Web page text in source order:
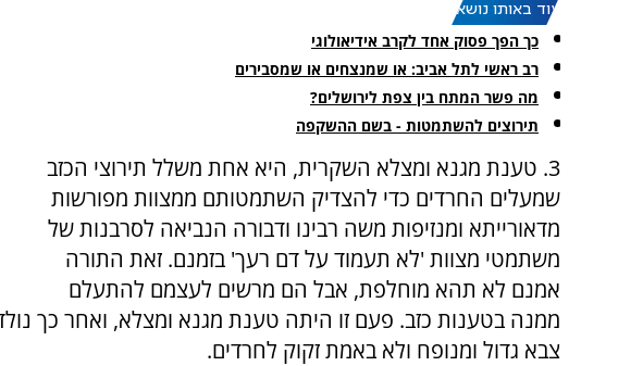
עוד באותו נושא:
כך הפך פסוק אחד לקרב אידיאולוגי
רב ראשי לתל אביב: או שמנצחים או שמסבירים
מה פשר המתח בין צפת לירושלים?
תירוצים להשתמטות - בשם ההשקפה
3. טענת מגנא ומצלא השקרית, היא אחת משלל תירוצי הכזב
שמעלים החרדים כדי להצדיק השתמטותם ממצוות מפורשות
מדאורייתא ומנזיפות משה רבינו ודבורה הנביאה לסרבנות של
משתמטי מצוות 'לא תעמוד על דם רעך' בזמנם. זאת התורה
אמנם לא תהא מוחלפת, אבל הם מרשים לעצמם להתעלם
ממנה בטענות כזב. פעם זו היתה טענת מגנא ומצלא, ואחר כך
צבא גדול ומנופח ולא באמת זקוק לחרדים.